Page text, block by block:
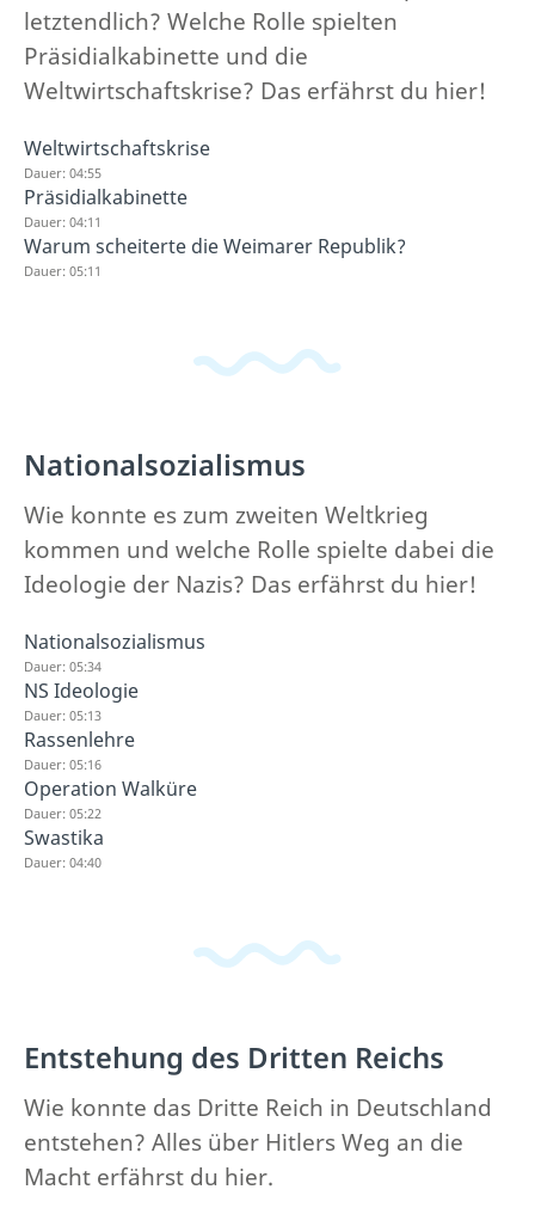
letztendlich? Welche Rolle spielten
Präsidialkabinette und die
Weltwirtschaftskrise? Das erfährst du hier!
Weltwirtschaftskrise
Dauer: 04:55
Präsidialkabinette
Dauer: 04:11
Warum scheiterte die Weimarer Republik?
Dauer: 05:11
Nationalsozialismus
Wie konnte es zum zweiten Weltkrieg
kommen und welche Rolle spielte dabei die
Ideologie der Nazis? Das erfährst du hier!
Nationalsozialismus
Dauer: 05:34
NS Ideologie
Dauer: 05:13
Rassenlehre
Dauer: 05:16
Operation Walküre
Dauer: 05:22
Swastika
Dauer: 04:40
Entstehung des Dritten Reichs
Wie konnte das Dritte Reich in Deutschland
entstehen? Alles über Hitlers Weg an die
Macht erfährst du hier.